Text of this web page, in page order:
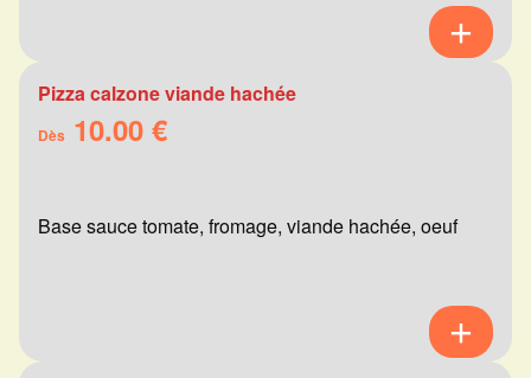
Pizza calzone viande hachée
Dès 10.00 €
Base sauce tomate, fromage, viande hachée, oeuf